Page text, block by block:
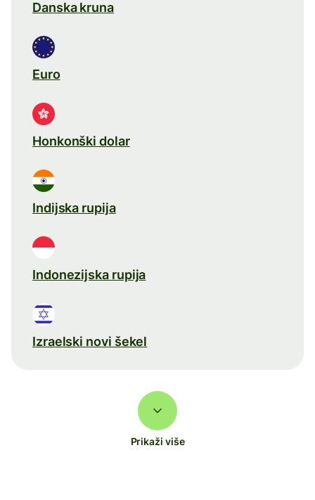
Danska kruna
Euro
Honkonški dolar
Indijska rupija
Indonezijska rupija
Izraelski novi šekel
Prikaži više